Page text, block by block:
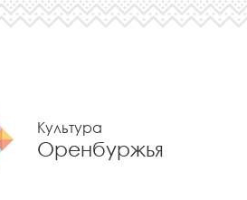
Культура
Оренбуржья